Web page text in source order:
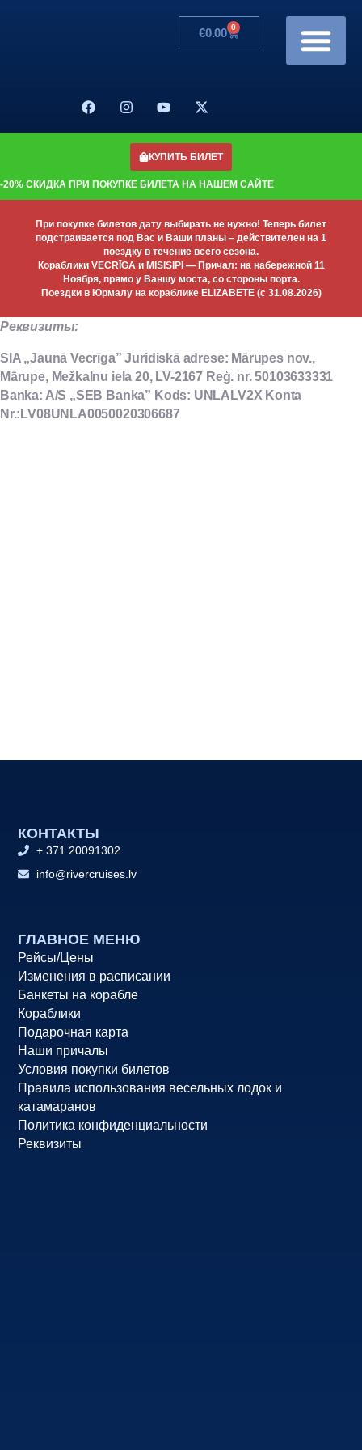
€0.00 0
КУПИТЬ БИЛЕТ
-20% СКИДКА ПРИ ПОКУПКЕ БИЛЕТА НА НАШЕМ САЙТЕ
При покупке билетов дату выбирать не нужно! Теперь билет
подстраивается под Вас и Ваши планы – действителен на 1
поездку в течение всего сезона.
Кораблики VECRĪGA и MISISIPI — Причал: на набережной 11
Ноября, прямо у Ваншу моста, со стороны порта.
Поездки в Юрмалу на кораблике ELIZABETE (с 31.08.2026)
Реквизиты:
SIA „Jaunā Vecrīga”Juridiskā adrese: Mārupes nov.,
Mārupe, Mežkalnu iela 20, LV-2167Reģ. nr. 50103633331
Banka: A/S „SEB Banka”Kods: UNLALV2XKonta
Nr.:LV08UNLA0050020306687
ГЛАВНОЕ МЕНЮ
Рейсы/Цены
Изменения в расписании
Банкеты на корабле
Кораблики
Подарочная карта
Наши причалы
Условия покупки билетов
Правила использования весельных лодок и
катамаранов
Политика конфиденциальности
Реквизиты
КОНТАКТЫ
+ 371 20091302
info@rivercruises.lv